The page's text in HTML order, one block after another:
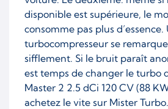
disponible est supérieure, le
consomme pas plus d’essence.
turbocompresseur se
sifflement. Si le bruit paraît
est temps de changer le turbo
Master 2 2.5 dCi 120 CV (88
achetez le vite sur Mister Turbo.